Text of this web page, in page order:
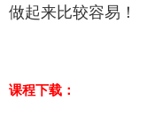
做起来比较容易！
课程下载：